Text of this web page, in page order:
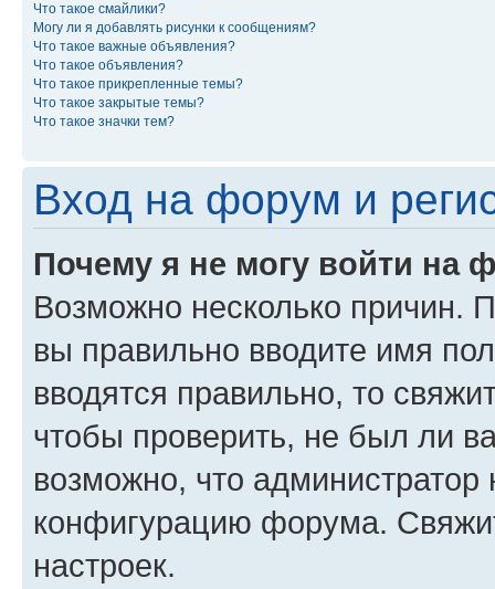
Что такое смайлики?
Могу ли я добавлять рисунки к сообщениям?
Что такое важные объявления?
Что такое объявления?
Что такое прикрепленные темы?
Что такое закрытые темы?
Что такое значки тем?
Вход на форум и
Почему я не могу войти на
Возможно несколько причин.
вы правильно вводите имя
вводятся правильно, то
чтобы проверить, не был ли
возможно, что администратор
конфигурацию форума.
настроек.